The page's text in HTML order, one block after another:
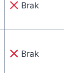
Brak
Brak